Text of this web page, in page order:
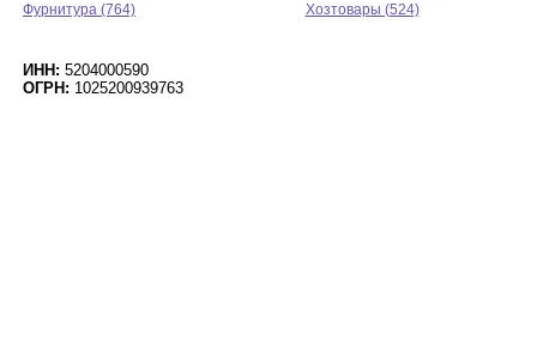
Фурнитура (764)
Хозтовары (524)
ИНН: 5204000590
ОГРН: 1025200939763